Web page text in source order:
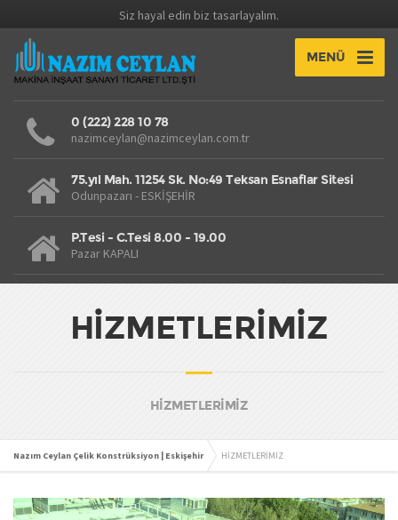
Siz hayal edin biz tasarlayalım.
MENÜ
0 (222) 228 10 78
nazimceylan@nazimceylan.com.tr
75.yıl Mah. 11254 Sk. No:49 Teksan Esnaflar Sitesi
Odunpazarı - ESKİŞEHİR
P.Tesi - C.Tesi 8.00 - 19.00
Pazar KAPALI
HİZMETLERİMİZ
HİZMETLERİMİZ
Nazım Ceylan Çelik Konstrüksiyon | Eskişehir HİZMETLERİMİZ